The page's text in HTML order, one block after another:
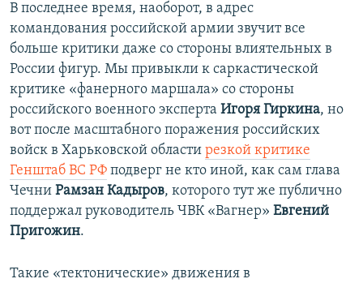
В последнее время, наоборот, в адрес
командования российской армии звучит все
больше критики даже со стороны влиятельных в
России фигур. Мы привыкли к саркастической
критике «фанерного маршала» со стороны
российского военного эксперта Игоря Гиркина, но
вот после масштабного поражения российских
войск в Харьковской области резкой критике
Генштаб ВС РФ подверг не кто иной, как сам глава
Чечни Рамзан Кадыров, которого тут же публично
поддержал руководитель ЧВК «Вагнер» Евгений
Пригожин.
Такие «тектонические» движения в